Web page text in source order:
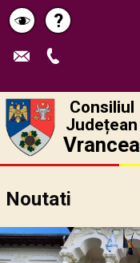
Schimbă
contrastul
Pagina
de
?
Consiliul
Județean
Vrancea
Noutati